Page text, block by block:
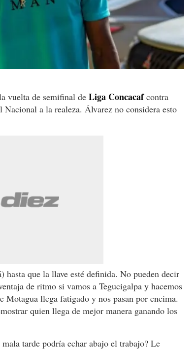
vuelta de semifinal de Liga Concacafcontra
Nacional a la realeza. Álvarez no considera esto
hasta que la llave esté definida. No pueden decir
de ritmo si vamos a Tegucigalpa y hacemos
Motagua llega fatigado y nos pasan por encima.
quien llega de mejor manera ganando los
tarde podría echar abajo el trabajo? Le